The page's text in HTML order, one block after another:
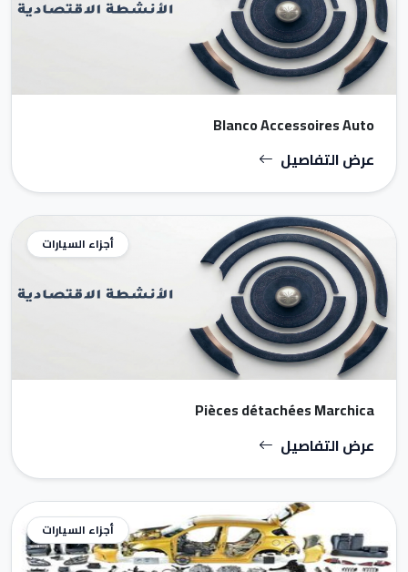
Blanco Accessoires Auto
عرض التفاصيل
أجزاء السيارات
Pièces détachées Marchica
عرض التفاصيل
أجزاء السيارات